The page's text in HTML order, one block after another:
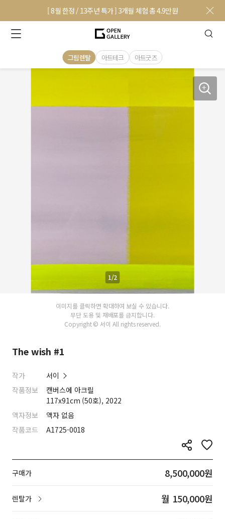
[ 8월 한정 / 13주년 특가 ] 3개월 체험 총 4.9만원
그림렌탈 아트테크 아트굿즈
1/2
이미지를 클릭하면 확대하여 보실 수 있습니다.
무단 도용 및 재배포를 금지합니다.
Copyright © 서이 All rights reserved.
The wish #1
작가
서이
작품정보
캔버스에 아크릴
117x91cm (50호), 2022
액자정보
액자 없음
작품코드
A1725-0018
구매가 8,500,000원
렌탈가 월 150,000원